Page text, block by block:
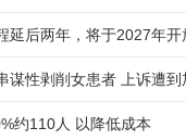
延后两年，将于2027年开
谋性剥削女患者 上诉遭到
约110人 以降低成本